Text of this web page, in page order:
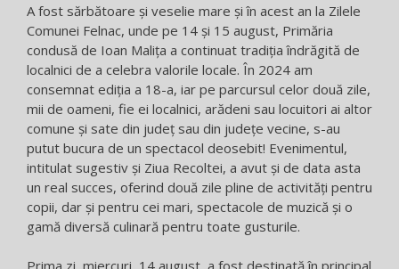
A fost sărbătoare și veselie mare și în acest an la Zilele
Comunei Felnac, unde pe 14 și 15 august, Primăria
condusă de Ioan Malița a continuat tradiția îndrăgită de
localnici de a celebra valorile locale. În 2024 am
consemnat ediția a 18-a, iar pe parcursul celor două zile,
mii de oameni, fie ei localnici, arădeni sau locuitori ai altor
comune și sate din județ sau din județe vecine, s-au
putut bucura de un spectacol deosebit! Evenimentul,
intitulat sugestiv și Ziua Recoltei, a avut și de data asta
un real succes, oferind două zile pline de activități pentru
copii, dar și pentru cei mari, spectacole de muzică și o
gamă diversă culinară pentru toate gusturile.